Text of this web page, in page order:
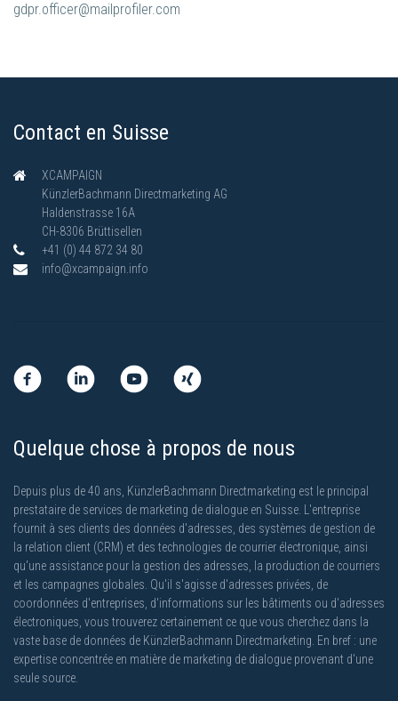
gdpr.officer@mailprofiler.com
Contact en Suisse
XCAMPAIGN
KünzlerBachmann Directmarketing AG
Haldenstrasse 16A
CH-8306 Brüttisellen
+41 (0) 44 872 34 80
info@xcampaign.info
Quelque chose à propos de nous
Depuis plus de 40 ans, KünzlerBachmann Directmarketing est le principal
prestataire de services de marketing de dialogue en Suisse. L'entreprise
fournit à ses clients des données d'adresses, des systèmes de gestion de
la relation client (CRM) et des technologies de courrier électronique, ainsi
qu'une assistance pour la gestion des adresses, la production de courriers
et les campagnes globales. Qu'il s'agisse d'adresses privées, de
coordonnées d'entreprises, d'informations sur les bâtiments ou d'adresses
électroniques, vous trouverez certainement ce que vous cherchez dans la
vaste base de données de KünzlerBachmann Directmarketing. En bref : une
expertise concentrée en matière de marketing de dialogue provenant d'une
seule source.